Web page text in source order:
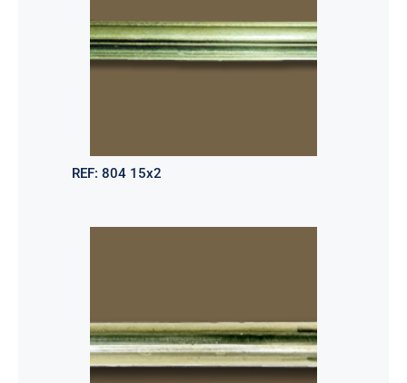
REF: 804 15x2